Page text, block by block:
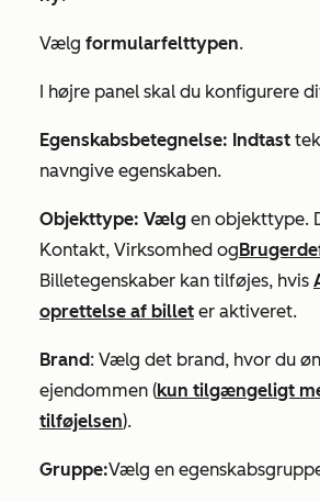
Vælg formularfelttypen.
I højre panel skal du konfigurere
Egenskabsbetegnelse: Indtast
navngive egenskaben.
Objekttype: Vælg en objekttype.
Kontakt, Virksomhed og
Billetegenskaber kan tilføjes, hvis
oprettelse af billet er aktiveret.
Brand: Vælg det brand, hvor du
ejendommen (kun tilgængeligt
tilføjelsen).
Gruppe:Vælg en